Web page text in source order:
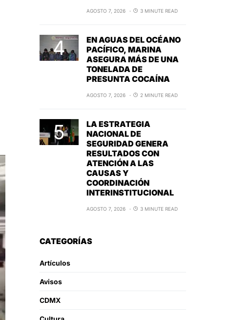
AGOSTO 7, 2026 3 MINUTE READ
EN AGUAS DEL OCÉANO
PACÍFICO, MARINA
ASEGURA MÁS DE UNA
TONELADA DE
PRESUNTA COCAÍNA
AGOSTO 7, 2026 2 MINUTE READ
LA ESTRATEGIA
NACIONAL DE
SEGURIDAD GENERA
RESULTADOS CON
ATENCIÓN A LAS
CAUSAS Y
COORDINACIÓN
INTERINSTITUCIONAL
AGOSTO 7, 2026 3 MINUTE READ
CATEGORÍAS
Artículos
Avisos
CDMX